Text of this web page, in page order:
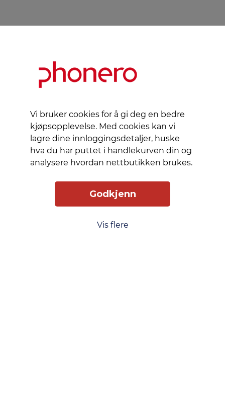
Vi bruker cookies for å gi deg en bedre
kjøpsopplevelse. Med cookies kan vi
lagre dine innloggingsdetaljer, huske
hva du har puttet i handlekurven din og
analysere hvordan nettbutikken brukes.
Godkjenn
Vis flere